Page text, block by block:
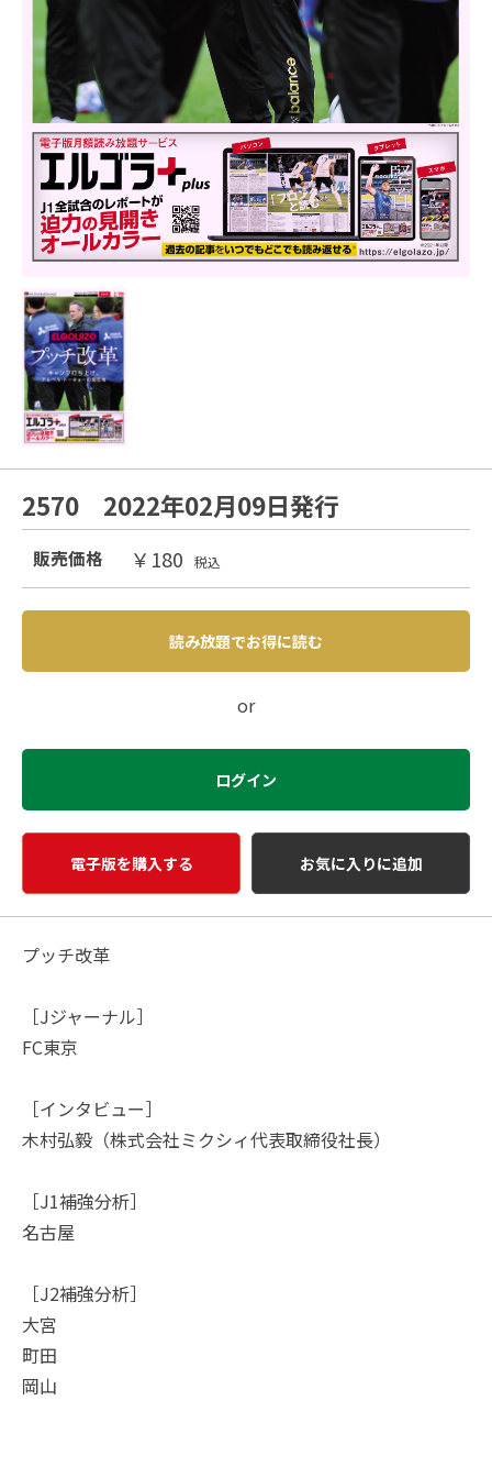
2570 2022年02月09日発行
販売価格 ￥180 税込
読み放題でお得に読む
or
ログイン
電子版を購入する お気に入りに追加
プッチ改革
［Jジャーナル］
FC東京
［インタビュー］
木村弘毅（株式会社ミクシィ代表取締役社長）
［J1補強分析］
名古屋
［J2補強分析］
大宮
町田
岡山